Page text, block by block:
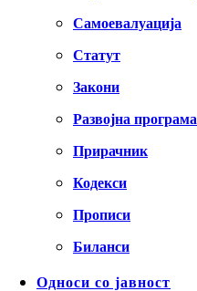
Самоевалуација
Статут
Закони
Развојна програма
Прирачник
Кодекси
Прописи
Биланси
Односи со јавност